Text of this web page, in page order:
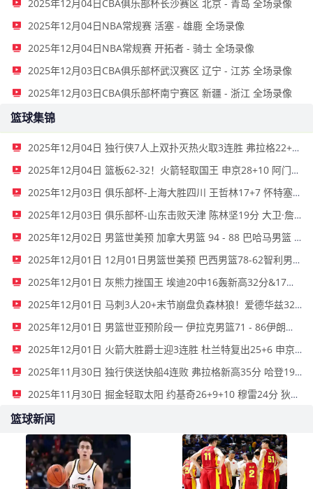
2025年12月04日CBA俱乐部杯长沙赛区 北京 - 青岛 全场录像
2025年12月04日NBA常规赛 活塞 - 雄鹿 全场录像
2025年12月04日NBA常规赛 开拓者 - 骑士 全场录像
2025年12月03日CBA俱乐部杯武汉赛区 辽宁 - 江苏 全场录像
2025年12月03日CBA俱乐部杯南宁赛区 新疆 - 浙江 全场录像
篮球集锦
2025年12月04日 独行侠7人上双扑灭热火取3连胜 弗拉格22+6 韦尔22+10
2025年12月04日 篮板62-32！火箭轻取国王 申京28+10 阿门20+12+7 杜兰特24+8
2025年12月03日 俱乐部杯-上海大胜四川 王哲林17+7 怀特塞德5帽 杜智博23分
2025年12月03日 俱乐部杯-山东击败天津 陈林坚19分 大卫·詹姆斯20+9
2025年12月02日 男篮世美预 加拿大男篮 94 - 88 巴哈马男篮 全场集锦
2025年12月01日 12月01日男篮世美预 巴西男篮78-62智利男篮 全场集锦
2025年12月01日 灰熊力挫国王 埃迪20中16轰新高32分&17板5帽 德罗赞23分
2025年12月01日 马刺3人20+末节崩盘负森林狼！爱德华兹32+6 兰德尔22+6+12
2025年12月01日 男篮世亚预阶段一 伊拉克男篮71 - 86伊朗男篮 全场集锦
2025年12月01日 火箭大胜爵士迎3连胜 杜兰特复出25+6 申京27+5 马尔卡宁18+8
2025年11月30日 独行侠送快船4连败 弗拉格新高35分 哈登19罚7失误 克莱23分
2025年11月30日 掘金轻取太阳 约基奇26+9+10 穆雷24分 狄龙27分
篮球新闻